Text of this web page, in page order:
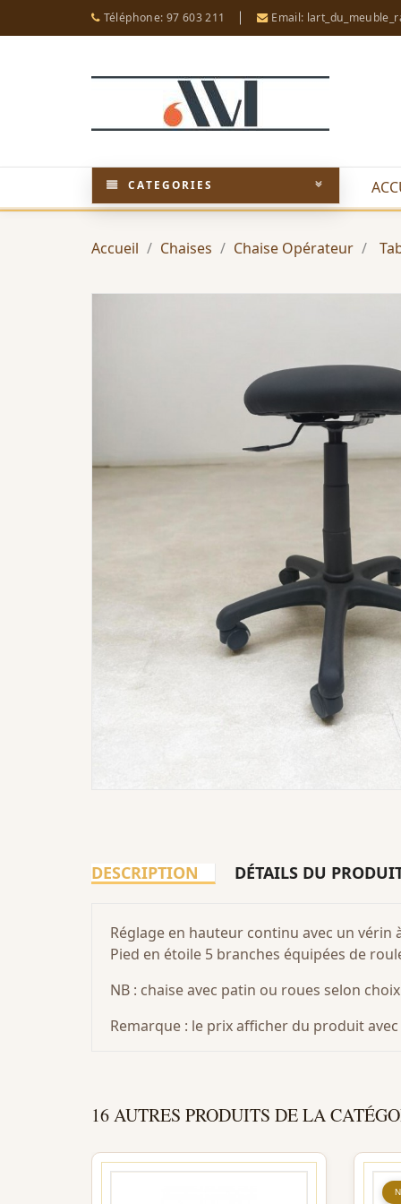
Téléphone: 97 603 211 Email:
CATEGORIES
Accueil Chaises Chaise Opérateur
DESCRIPTION DÉTAILS DU
Réglage en hauteur continu avec un
Pied en étoile 5 branches équipées de
NB : chaise avec patin ou roues selon
Remarque : le prix afficher du produit
16 AUTRES PRODUITS DE LA